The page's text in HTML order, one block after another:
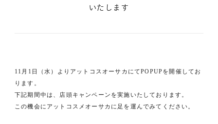
いたします
11月1日（水）よりアットコスオーサカにてPOPUPを開催してお
ります。
下記期間中は、店頭キャンペーンを実施いたしております。
この機会にアットコスメオーサカに足を運んでみてください。